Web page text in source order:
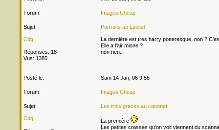
Forum: Images Cheap
Sujet: Portraits au Lubitel
Cdg
Réponses: 18
Vus: 1385
La dernière est très harry potteresque, non ?
Elle a l'air mione ?
non rien.
Posté le: Sam 14 Jan, 06 9:55
Forum: Images Cheap
Sujet: Les trois graces au canonet
Cdg
La première
Les petites crasses qu'on voit viennent du